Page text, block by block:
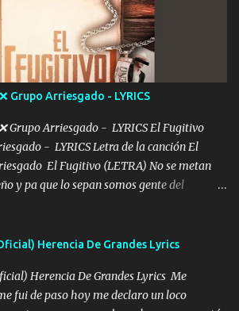
tú no hay nadie más No hay nadie
no me llames porfa Me pongo sencible e
azul es el tequila e interior la ropa Clip
es color rosa Me contacto un ángel eres
me alegra los días y sigo tomando Y
vas a estar Pasarán... Solito me dejaras
Grupo Arriesgado - LYRICS
Grupo Arriesgado - LYRICS El Fugitivo
- LYRICS Letra de la canción El
El Fugitivo (LETRA) No se metan
y pa que lo sepan somos gente del
04 se oye por los radios y bien
bien atentó el compa huicho la corta al
cuando salimos del rancho carros
Herencia De Grandes Lyrics
Herencia De Grandes Lyrics Me
fui de paso hoy me declaro un loco